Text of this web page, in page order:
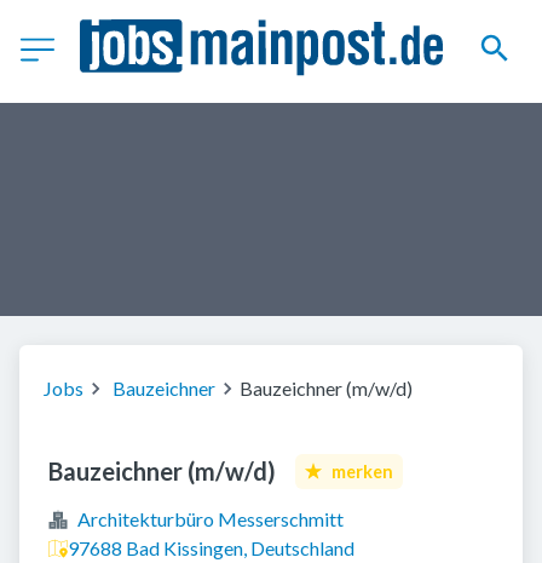
Jobs Bauzeichner Bauzeichner (m/w/d)
Bauzeichner (m/w/d) merken
Architekturbüro Messerschmitt
97688 Bad Kissingen, Deutschland